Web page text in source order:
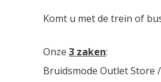
Komt u met de trein of
Onze 3 zaken:
Bruidsmode Outlet Store